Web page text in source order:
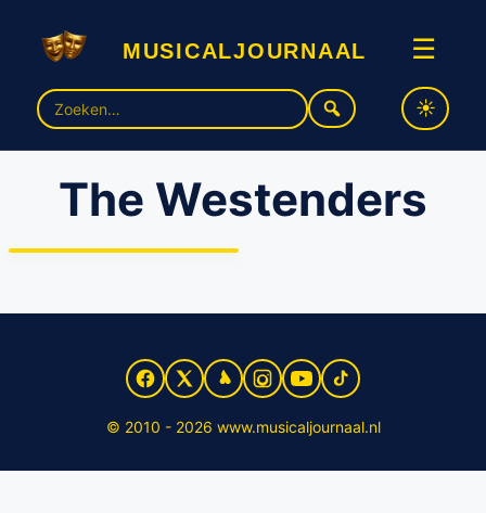
musicaljournaal ☰
Zoek
naar:
The Westenders
Musicalconcert door The
© 2010 - 2026 www.musicaljournaal.nl